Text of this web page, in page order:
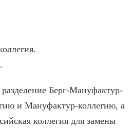
Берг-Мануфактур-
и Мануфактур-коллегию, а
коллегия для замены